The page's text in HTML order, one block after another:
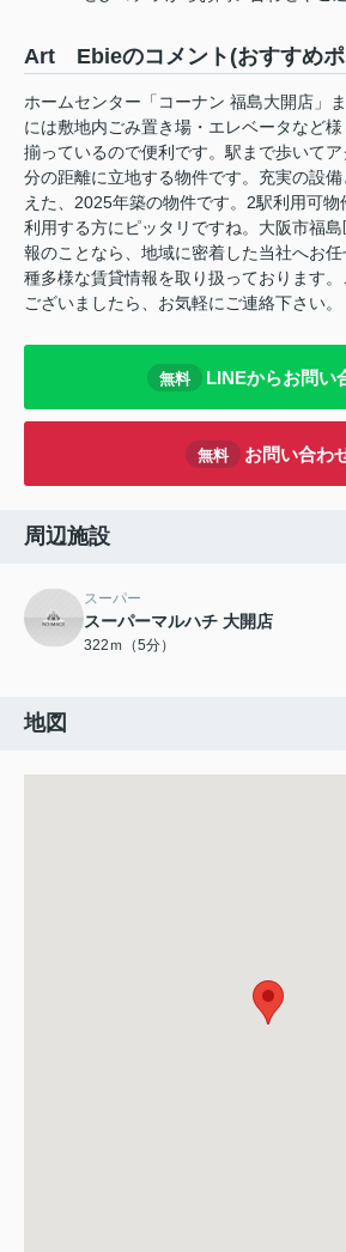
Art Ebieのコメント(おすすめポ
ホームセンター「コーナン 福島大開店」
には敷地内ごみ置き場・エレベータなど
揃っているので便利です。駅まで歩いて
分の距離に立地する物件です。充実の設
えた、2025年築の物件です。2駅利用可
利用する方にピッタリですね。大阪市福
報のことなら、地域に密着した当社へお
種多様な賃貸情報を取り扱っております
ございましたら、お気軽にご連絡下さい。
無料 LINEからお問い
無料 お問い合わ
周辺施設
スーパー
スーパーマルハチ 大開店
322ｍ（5分）
地図